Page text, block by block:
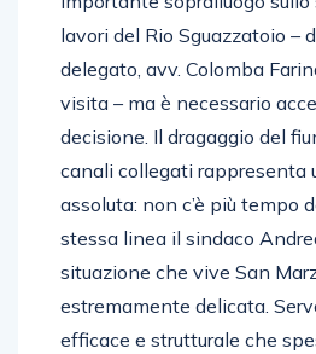
lavori del Rio Sguazzatoio –
delegato, avv. Colomba
visita – ma è necessario
decisione. Il dragaggio del
canali collegati rappresenta
assoluta: non c’è più tempo
stessa linea il sindaco
situazione che vive San
estremamente delicata.
efficace e strutturale che